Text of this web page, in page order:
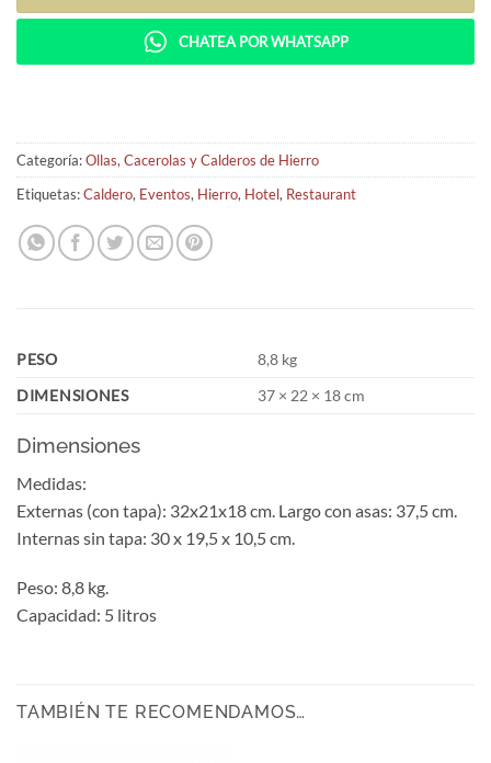
CHATEA POR WHATSAPP
Categoría:Ollas, Cacerolas y Calderos de Hierro
Etiquetas:Caldero, Eventos, Hierro, Hotel, Restaurant
PESO
8,8 kg
DIMENSIONES
37 × 22 × 18 cm
Dimensiones
Medidas:
Externas (con tapa): 32x21x18 cm. Largo con asas: 37,5 cm.
Internas sin tapa: 30 x 19,5 x 10,5 cm.
Peso: 8,8 kg.
Capacidad: 5 litros
TAMBIÉN TE RECOMENDAMOS…